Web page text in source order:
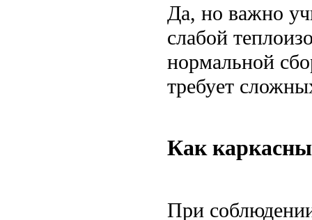
Да, но важно
слабой
нормальной
требует
Как
При